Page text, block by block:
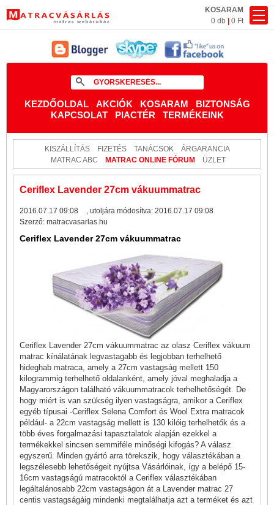
KOSARAM
0 db
0 Ft
KEZDŐOLDAL AKCIÓK KOSARAM
BIZTONSÁG
KAPCSOLAT
PIACTÉR TERMÉKEINK
KISZÁLLÍTÁS FIZETÉS TANÁCSOK
ÁRGARANCIA
MATRAC ABC
MATRAC ONLINE FÓRUM ÜZLET
Ceriflex Lavender 27cm vákuummatrac
2016.07.17 09:08 , utoljára módosítva: 2016.07.17 09:08
Szerző: matracvasarlas.hu
Ceriflex Lavender 27cm vákuummatrac
Ceriflex Lavender 27cm vákuummatrac az olasz Ceriflex vákuum
matrac kínálatának legvastagabb és legjobban terhelhető
hideghab matraca, amely a 27cm vastagság mellett 150
kilogrammig terhelhető oldalanként, amely jóval meghaladja a
Magyarországon található vákuummatracok terhelhetőségét. De
hogy miért is van szükség ilyen vastagságra, amikor a Ceriflex
egyéb típusai -Ceriflex Selena Comfort és Wool Extra matracok
például- a 22cm vastagság mellett is 130 kilóig terhelhetők és a
több éves forgalmazási tapasztalatok alapján ezekkel a
termékekkel sincsen semmiféle minőségi kifogás? A válasz
egyszerű. Minden gyártó arra törekszik, hogy választékában a
legszélesebb lehetőségeit nyújtsa Vásárlóinak, így a belépő 15-
16cm vastagságú matracoktól a Ceriflex választékában
legáltalánosabb 22cm vastagságon át a Lavender matrac 27
centis vastagságáig mindenki megtalálhatja azt a terméket és azt